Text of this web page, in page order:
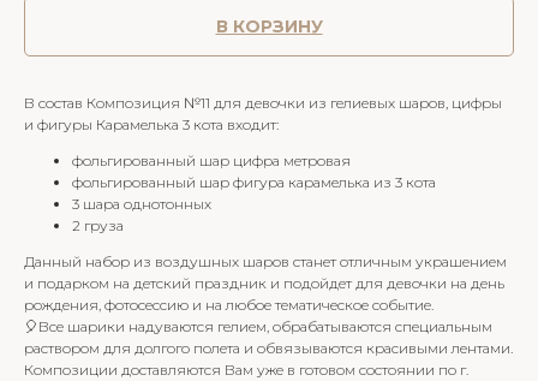
В КОРЗИНУ
В состав Композиция №11 для девочки из гелиевых шаров, цифры
и фигуры Карамелька 3 кота входит:
фольгированный шар цифра метровая
фольгированный шар фигура карамелька из 3 кота
3 шара однотонных
2 груза
Данный набор из воздушных шаров станет отличным украшением
и подарком на детский праздник и подойдет для девочки на день
рождения, фотосессию и на любое тематическое событие.
🎈Все шарики надуваются гелием, обрабатываются специальным
раствором для долгого полета и обвязываются красивыми лентами.
Композиции доставляются Вам уже в готовом состоянии по г.